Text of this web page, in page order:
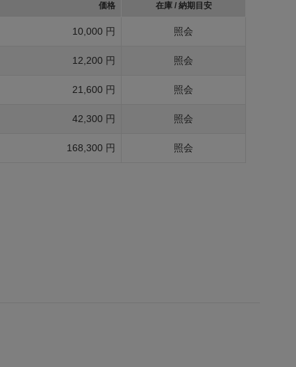
価格 在庫 / 納期目安
10,000 円 照会
12,200 円 照会
21,600 円 照会
42,300 円 照会
168,300 円 照会